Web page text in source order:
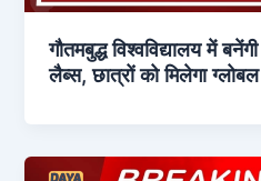
गौतमबुद्ध विश्वविद्यालय में
लैब्स, छात्रों को मिलेगा ग्लोबल